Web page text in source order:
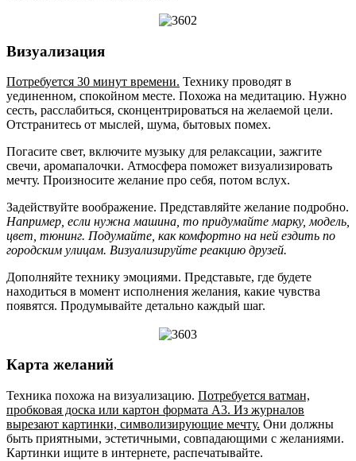
Визуализация
Потребуется 30 минут времени. Технику проводят в
уединенном, спокойном месте. Похожа на медитацию. Нужно
сесть, расслабиться, сконцентрироваться на желаемой цели.
Отстранитесь от мыслей, шума, бытовых помех.
Погасите свет, включите музыку для релаксации, зажгите
свечи, аромапалочки. Атмосфера поможет визуализировать
мечту. Произносите желание про себя, потом вслух.
Задействуйте воображение. Представляйте желание подробно.
Например, если нужна машина, то придумайте марку, модель,
цвет, тюнинг. Подумайте, как комфортно на ней ездить по
городским улицам. Визуализируйте реакцию друзей.
Дополняйте технику эмоциями. Представьте, где будете
находиться в момент исполнения желания, какие чувства
появятся. Продумывайте детально каждый шаг.
Карта желаний
Техника похожа на визуализацию. Потребуется ватман,
пробковая доска или картон формата А3. Из журналов
вырезают картинки, символизирующие мечту. Они должны
быть приятными, эстетичными, совпадающими с желаниями.
Картинки ищите в интернете, распечатывайте.